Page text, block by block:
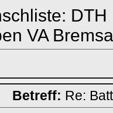
VA
Betreff: Re: